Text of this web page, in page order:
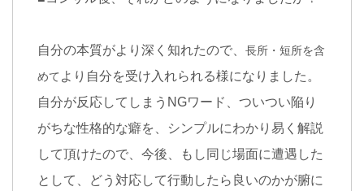
自分の本質がより深く知れたので、 長所・短所を含
めて より自分を受け入れられる様になりました。
自分が反応してしまう NGワード、 ついつい陥り
がちな性格的な癖を、
シンプルにわかり易く解説
して頂けたので、今後、もし同じ場面に遭遇した
として、どう対応して行動したら良いのかが腑に